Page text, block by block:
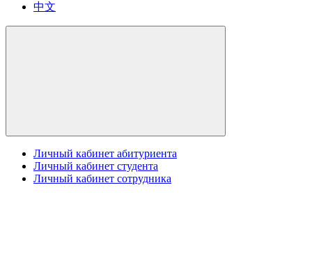
中文
Личный кабинет абитуриента
Личный кабинет студента
Личный кабинет сотрудника